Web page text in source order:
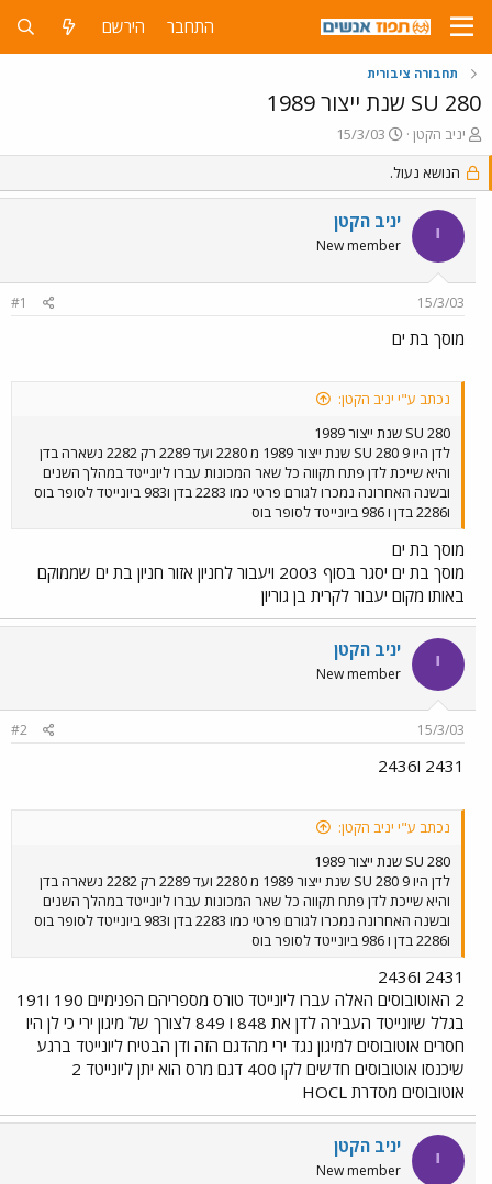
התחבר הירשם
תחבורה ציבורית
280 SU שנת ייצור 1989
פ
ו
ת
ח
נ
יניב הקטן
פ
ו
ס
ם
ב
ת
15/3/03
הנושא נעול.
י יניב הקטן
New member
15/3/03
#1
מוסך בת ים
נכתב ע"י יניב הקטן:
280 SU שנת ייצור 1989
לדן היו 9 280 SU שנת ייצור 1989 מ 2280 ועד 2289 רק 2282 נשארה בדן
והיא שייכת לדן פתח תקווה כל שאר המכונות עברו ליונייטד במהלך השנים
ובשנה האחרונה נמכרו לגורם פרטי כמו 2283 בדן ו983 ביונייטד לסופר בוס
ו2286 בדן ו 986 ביונייטד לסופר בוס
מוסך בת ים
מוסך בת ים יסגר בסוף 2003 ויעבור לחניון אזור חניון בת ים שממוקם
באותו מקום יעבור לקרית בן גוריון
י יניב הקטן
New member
15/3/03
#2
2431 ו2436
נכתב ע"י יניב הקטן:
280 SU שנת ייצור 1989
לדן היו 9 280 SU שנת ייצור 1989 מ 2280 ועד 2289 רק 2282 נשארה בדן
והיא שייכת לדן פתח תקווה כל שאר המכונות עברו ליונייטד במהלך השנים
ובשנה האחרונה נמכרו לגורם פרטי כמו 2283 בדן ו983 ביונייטד לסופר בוס
ו2286 בדן ו 986 ביונייטד לסופר בוס
2431 ו2436
2 האוטובוסים האלה עברו ליונייטד טורס מספריהם הפנימיים 190 ו191
בגלל שיונייטד העבירה לדן את 848 ו 849 לצורך של מיגון ירי כי לן היו
חסרים אוטובוסים למיגון נגד ירי מהדגם הזה ודן הבטיח ליונייטד ברגע
שיכנסו אוטובוסים חדשים לקו 400 דגם מרס הוא יתן ליונייטד 2
אוטובוסים מסדרת HOCL
י יניב הקטן
New member